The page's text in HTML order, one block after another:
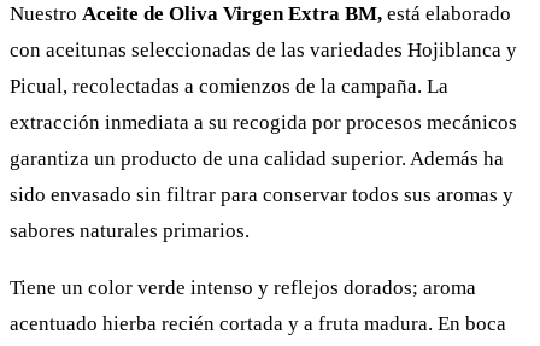
Nuestro Aceite de Oliva Virgen Extra BM, está elaborado
con aceitunas seleccionadas de las variedades Hojiblanca y
Picual, recolectadas a comienzos de la campaña. La
extracción inmediata a su recogida por procesos mecánicos
garantiza un producto de una calidad superior. Además ha
sido envasado sin filtrar para conservar todos sus aromas y
sabores naturales primarios.
Tiene un color verde intenso y reflejos dorados; aroma
acentuado hierba recién cortada y a fruta madura. En boca